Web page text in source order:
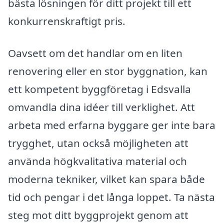
bästa lösningen för ditt projekt till ett
konkurrenskraftigt pris.
Oavsett om det handlar om en liten
renovering eller en stor byggnation, kan
ett kompetent byggföretag i Edsvalla
omvandla dina idéer till verklighet. Att
arbeta med erfarna byggare ger inte bara
trygghet, utan också möjligheten att
använda högkvalitativa material och
moderna tekniker, vilket kan spara både
tid och pengar i det långa loppet. Ta nästa
steg mot ditt byggprojekt genom att